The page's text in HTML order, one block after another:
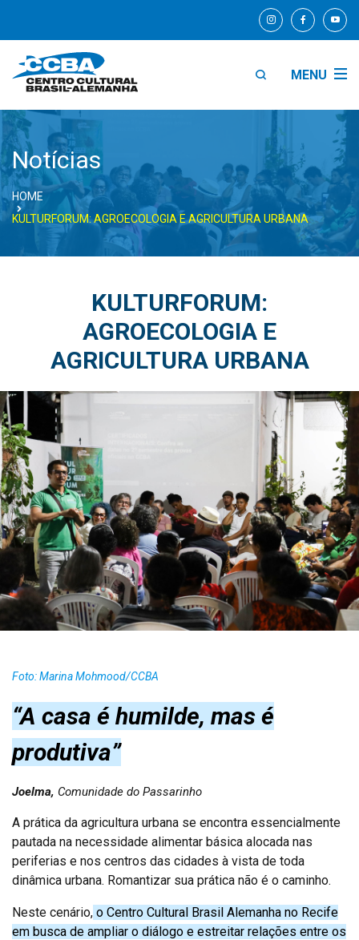
MENU
Notícias
HOME
KULTURFORUM: AGROECOLOGIA E AGRICULTURA URBANA
KULTURFORUM:
AGROECOLOGIA E
AGRICULTURA URBANA
Foto: Marina Mohmood/CCBA
“A casa é humilde, mas é
produtiva”
Joelma, Comunidade do Passarinho
A prática da agricultura urbana se encontra essencialmente
pautada na necessidade alimentar básica alocada nas
periferias e nos centros das cidades à vista de toda
dinâmica urbana. Romantizar sua prática não é o caminho.
Neste cenário, o Centro Cultural Brasil Alemanha no Recife
em busca de ampliar o diálogo e estreitar relações entre os